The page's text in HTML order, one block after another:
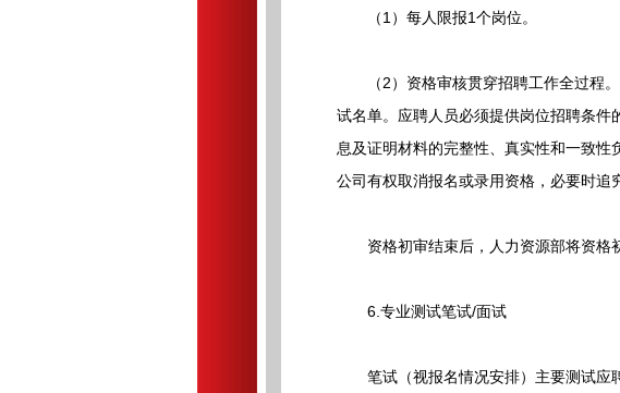
（1）每人限报1个岗位。
（2）资格审核贯穿招聘工作全过程。
试名单。应聘人员必须提供岗位招聘条
息及证明材料的完整性、真实性和一致性
公司有权取消报名或录用资格，必要时追
资格初审结束后，人力资源部将资格初
6.专业测试笔试/面试
笔试（视报名情况安排）主要测试应